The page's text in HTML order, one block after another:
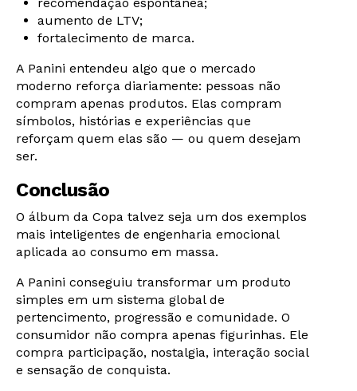
aumento de LTV;
fortalecimento de marca.
A Panini entendeu algo que o mercado
moderno reforça diariamente: pessoas não
compram apenas produtos. Elas compram
símbolos, histórias e experiências que
reforçam quem elas são — ou quem desejam
ser.
Conclusão
O álbum da Copa talvez seja um dos exemplos
mais inteligentes de engenharia emocional
aplicada ao consumo em massa.
A Panini conseguiu transformar um produto
simples em um sistema global de
pertencimento, progressão e comunidade. O
consumidor não compra apenas figurinhas. Ele
compra participação, nostalgia, interação social
e sensação de conquista.